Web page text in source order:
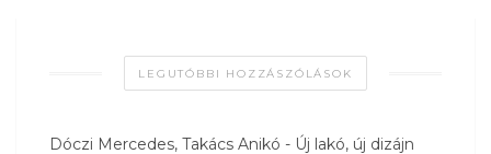
LEGUTÓBBI HOZZÁSZÓLÁSOK
Dóczi Mercedes, Takács Anikó - Új lakó, új dizájn